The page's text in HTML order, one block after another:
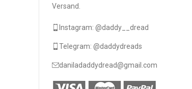
Versand.
Instagram: @daddy__dread
Telegram: @daddydreads
daniladaddydread@gmail.com